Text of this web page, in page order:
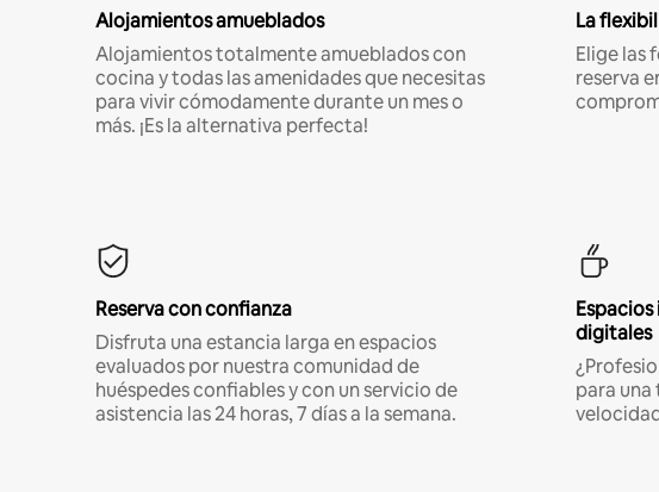
Alojamientos amueblados
Alojamientos totalmente amueblados con
cocina y todas las amenidades que necesitas
para vivir cómodamente durante un mes o
más. ¡Es la alternativa perfecta!
La
Elige las
reserva
Reserva con confianza
Disfruta una estancia larga en espacios
evaluados por nuestra comunidad de
huéspedes confiables y con un servicio de
asistencia las 24 horas, 7 días a la semana.
digitales
para